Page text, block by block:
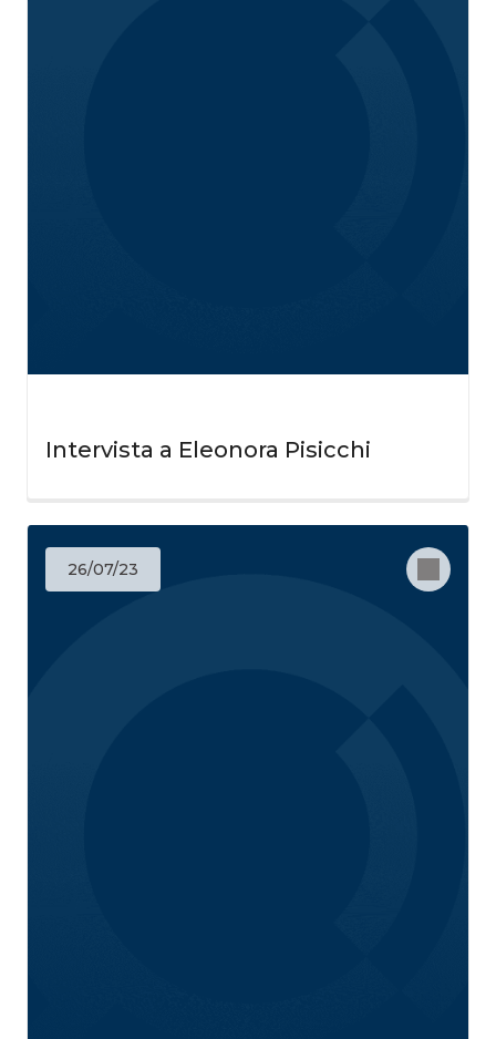
Intervista a Eleonora Pisicchi
26/07/23